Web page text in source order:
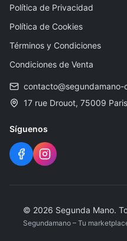
Política de Privacidad
Política de Cookies
Términos y Condiciones
Condiciones de Venta
contacto@segundamano-
17 rue Drouot, 75009
Síguenos
© 2026 Segunda Mano.
Segundamano – Tu